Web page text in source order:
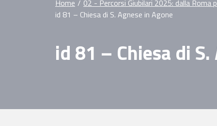
Home / 02 - Percorsi Giubilari 2025: dalla Roma
id 81 – Chiesa di S. Agnese in Agone
id 81 – Chiesa di